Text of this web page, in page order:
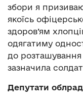
збори я
якоїсь
здоров’ям
одягатиму
до
зазначила
Депутати